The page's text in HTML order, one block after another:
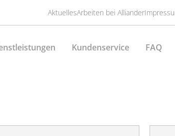
AktuellesArbeiten bei Alliander
Kundenservice FAQ